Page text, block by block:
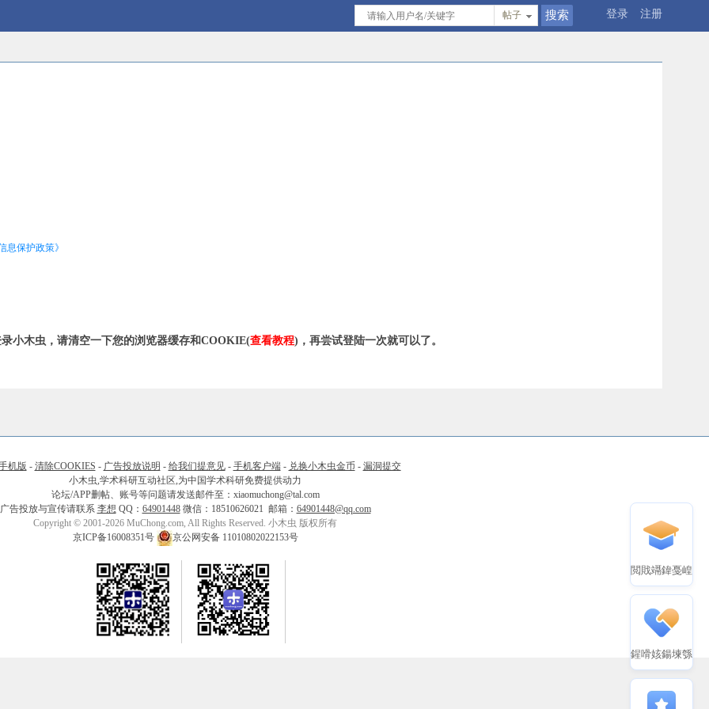
登录 注册
帖子
息保护政策》
小木虫，请清空一下您的浏览器缓存和COOKIE(查看教程)，再尝试登陆一次就可以了。
机版 - 清除COOKIES - 广告投放说明 - 给我们提意见- 手机客户端- 兑换小木虫金币 - 漏洞提交
小木虫,学术科研互动社区,为中国学术科研免费提供动力
论坛/APP删帖、账号等问题请发送邮件至：xiaomuchong@tal.com
广告投放与宣传请联系 李想 QQ： 64901448微信：18510626021 邮箱： 64901448@qq.com
Copyright © 2001-2026 MuChong.com, All Rights Reserved. 小木虫 版权所有
京ICP备16008351号
京公网安备 11010802022153号
閲戝竵鍏戞崲
鍟嗗姟鍚堜綔